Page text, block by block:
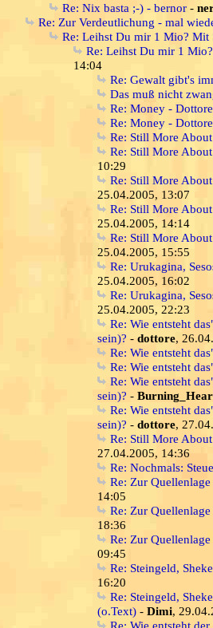
Re: Nix basta ;-) - bernor -
Re: Zur Verdeutlichung - mal
Re: Leihst Du mir 1 Mio? Mit
Re: Leihst Du mir 1
14:04
Re: Gewalt gibt's
Das muß nicht
Re: Money - Dottore
Re: Money - Dottore
Re: Still More
Re: Still More
10:29
Re: Still More
25.04.2005, 13:07
Re: Still More
25.04.2005, 14:14
Re: Still More
25.04.2005, 15:55
Re: Urukagina,
25.04.2005, 16:02
Re: Urukagina,
25.04.2005, 22:23
Re: Wie entsteht
sein)? - dottore,
Re: Wie entsteht
Re: Wie entsteht
Re: Wie entsteht
sein)? -
Re: Wie entsteht
sein)? - dottore,
Re: Still More
27.04.2005, 14:36
Re: Nochmals:
Re: Zur
14:05
Re: Zur
18:36
Re: Zur
09:45
Re: Steingeld,
16:20
Re: Steingeld,
(o.Text) - Dimi,
Re: Wie entsteht